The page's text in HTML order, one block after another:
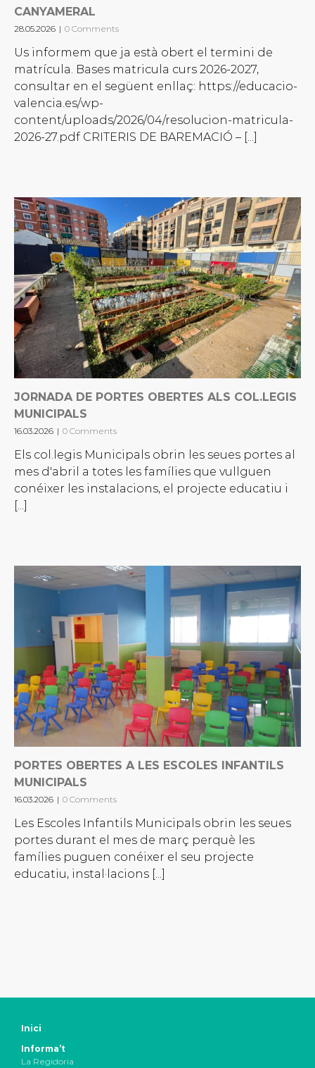
CANYAMERAL
28.05.2026 | 0 Comments
Us informem que ja està obert el termini de
matrícula. Bases matricula curs 2026-2027,
consultar en el següent enllaç: https://educacio-
valencia.es/wp-
content/uploads/2026/04/resolucion-matricula-
2026-27.pdf CRITERIS DE BAREMACIÓ – [...]
JORNADA DE PORTES OBERTES ALS COL.LEGIS
MUNICIPALS
16.03.2026 | 0 Comments
Els col.legis Municipals obrin les seues portes al
mes d'abril a totes les famílies que vullguen
conéixer les instalacions, el projecte educatiu i
[...]
PORTES OBERTES A LES ESCOLES INFANTILS
MUNICIPALS
16.03.2026 | 0 Comments
Les Escoles Infantils Municipals obrin les seues
portes durant el mes de març perquè les
famílies puguen conéixer el seu projecte
educatiu, instal·lacions [...]
Inici
Informa’t
La Regidoria